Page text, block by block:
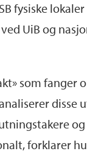
fysiske
UiB og
som fanger
disse
forklarer